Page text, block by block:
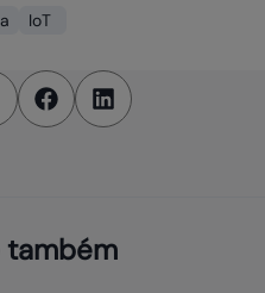
IoT
também